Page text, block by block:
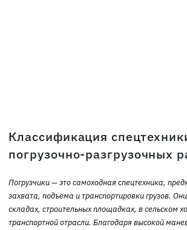
Классификация
погрузочно-разгрузочных
Погрузчики — это самоходная спецтехника,
захвата, подъема и транспортировки грузов.
складах, строительных площадках, в сельском
транспортной отрасли. Благодаря высокой